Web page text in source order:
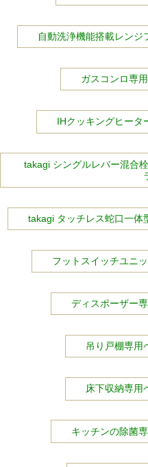
自動洗浄機能搭載レンジ
ガスコンロ専
IHクッキングヒータ
takagi シングルレバー混合
takagi タッチレス蛇口一体
フットスイッチユニ
ディスポーザー
吊り戸棚専用
床下収納専用
キッチンの除菌